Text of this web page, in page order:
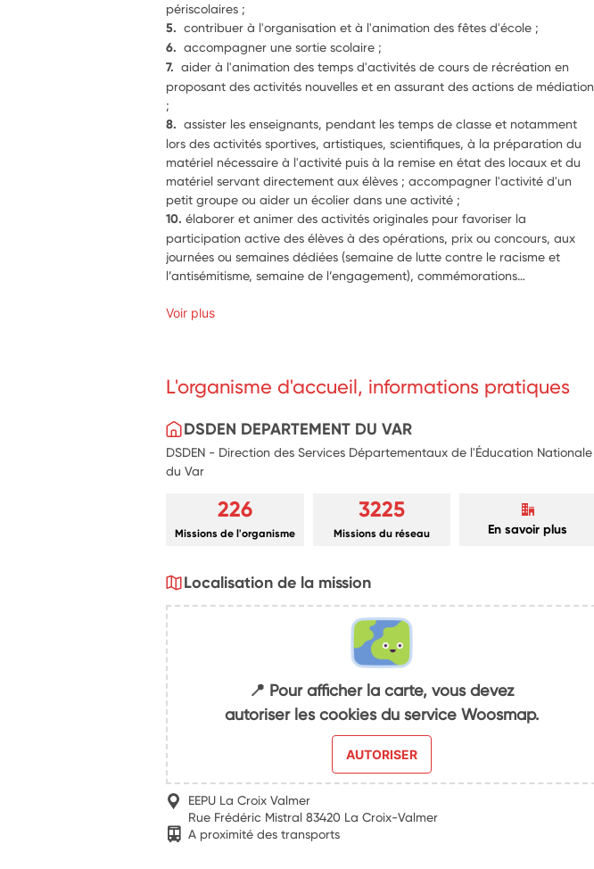
périscolaires ;
5.
6. accompagner une sortie scolaire ;
7. aider à l'animation des temps d'activités de cours de récréation en
proposant des activités nouvelles et en assurant des actions de médiation
;
8. assister les enseignants, pendant les temps de classe et notamment
lors des activités sportives, artistiques, scientifiques, à la préparation du
matériel nécessaire à l'activité puis à la remise en état des locaux et du
matériel servant directement aux élèves ; accompagner l'activité d'un
petit groupe ou aider un écolier dans une activité ;
10. élaborer et animer des activités originales pour favoriser la
participation active des élèves à des opérations, prix ou concours, aux
journées ou semaines dédiées (semaine de lutte contre le racisme et
Voir plus
L'organisme d'accueil, informations pratiques
DSDEN DEPARTEMENT DU VAR
DSDEN - Direction des Services Départementaux de l'Éducation Nationale
du Var
226
Missions de l'organisme
3225
Missions du réseau En savoir plus
Localisation de la mission
📍 Pour afficher la carte, vous devez
autoriser les cookies du service Woosmap.
AUTORISER
EEPU La Croix Valmer
Rue Frédéric Mistral 83420 La Croix-Valmer
A proximité des transports